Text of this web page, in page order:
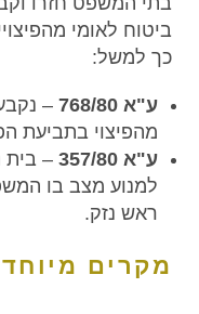
ביטוח לאומי
כך למשל:
ע"א 768/80
–
מהפיצוי בתביעת
ע"א 357/80
– בית
למנוע מצב בו
ראש נזק.
מקרים